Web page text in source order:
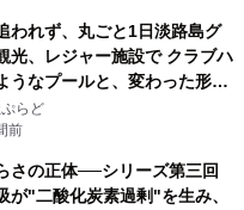
われず、丸ごと1日淡路島グ
光、レジャー施設で クラブハ
うなプールと、変わった形の
「THE BOXY AWAJI」のお
まり連泊プランで
らど
前
さの正体──シリーズ第三回
が"二酸化炭素過剰"を生み、